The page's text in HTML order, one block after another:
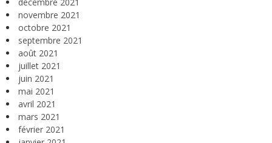
novembre 2021
octobre 2021
septembre 2021
août 2021
juillet 2021
juin 2021
mai 2021
avril 2021
mars 2021
février 2021